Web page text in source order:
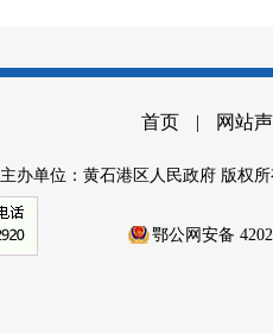
首页 | 网站
主办单位：黄石港区人民政府 版权
鄂公网安备